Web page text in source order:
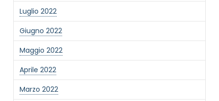
Luglio 2022
Giugno 2022
Maggio 2022
Aprile 2022
Marzo 2022